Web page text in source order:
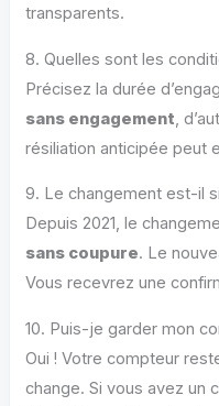
transparents.
8. Quelles sont les
Précisez la durée
sans engagement ,
résiliation anticipée peut
9. Le changement est-il
Depuis 2021, le
sans coupure. Le
Vous recevrez une
10. Puis-je garder mon
Oui ! Votre compteur
change. Si vous avez un